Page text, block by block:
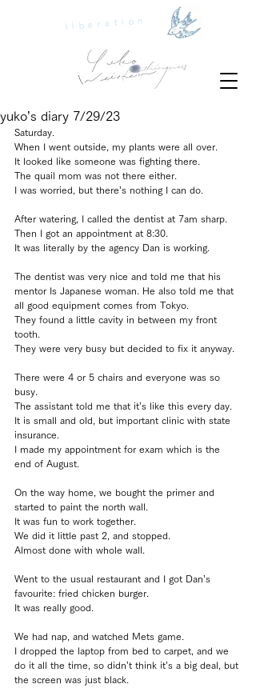
liberation
yuko’s diary 7/29/23
Saturday.
When I went outside, my plants were all over.
It looked like someone was fighting there.
The quail mom was not there either.
I was worried, but there’s nothing I can do.
After watering, I called the dentist at 7am sharp.
Then I got an appointment at 8:30.
It was literally by the agency Dan is working.
The dentist was very nice and told me that his
mentor Is Japanese woman. He also told me that
all good equipment comes from Tokyo.
They found a little cavity in between my front
tooth.
They were very busy but decided to fix it anyway.
There were 4 or 5 chairs and everyone was so
busy.
The assistant told me that it’s like this every day.
It is small and old, but important clinic with state
insurance.
I made my appointment for exam which is the
end of August.
On the way home, we bought the primer and
started to paint the north wall.
It was fun to work together.
We did it little past 2, and stopped.
Almost done with whole wall.
Went to the usual restaurant and I got Dan’s
favourite: fried chicken burger.
It was really good.
We had nap, and watched Mets game.
I dropped the laptop from bed to carpet, and we
do it all the time, so didn’t think it’s a big deal, but
the screen was just black.